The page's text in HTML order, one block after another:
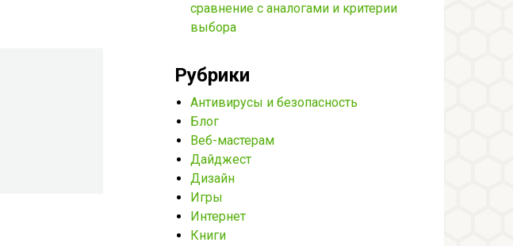
сравнение с аналогами и критерии
выбора
Рубрики
Антивирусы и безопасность
Блог
Веб-мастерам
Дайджест
Дизайн
Игры
Интернет
Книги